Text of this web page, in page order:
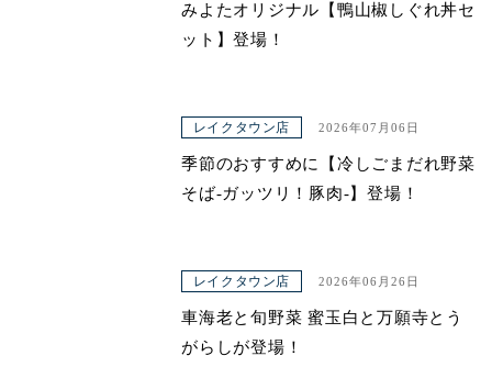
みよたオリジナル【鴨山椒しぐれ丼セ
ット】登場！
レイクタウン店 2026年07月06日
季節のおすすめに【冷しごまだれ野菜
そば-ガッツリ！豚肉-】登場！
レイクタウン店 2026年06月26日
車海老と旬野菜 蜜玉白と万願寺とう
がらしが登場！